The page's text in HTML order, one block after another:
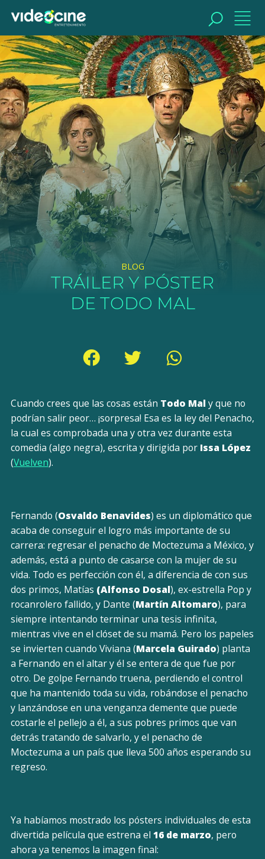
BUSCAR
BLOG
TRÁILER Y PÓSTER
DE TODO MAL
Cuando crees que las cosas están Todo Mal y que no
podrían salir peor… ¡sorpresa! Esa es la ley del Penacho,
la cual es comprobada una y otra vez durante esta
comedia (algo negra), escrita y dirigida porIssa López
(Vuelven).
Fernando (Osvaldo Benavides) es un diplomático que
acaba de conseguir el logro más importante de su
carrera: regresar el penacho de Moctezuma a México, y
además, está a punto de casarse con la mujer de su
vida. Todo es perfección con él, a diferencia de con sus
dos primos, Matías (Alfonso Dosal), ex-estrella Pop y
rocanrolero fallido, y Dante (Martín Altomaro), para
siempre intentando terminar una tesis infinita,
mientras vive en el clóset de su mamá. Pero los papeles
se invierten cuando Viviana (Marcela Guirado) planta
a Fernando en el altar y él se entera de que fue por
otro. De golpe Fernando truena, perdiendo el control
que ha mantenido toda su vida, robándose el penacho
y lanzándose en una venganza demente que puede
costarle el pellejo a él, a sus pobres primos que van
detrás tratando de salvarlo, y el penacho de
Moctezuma a un país que lleva 500 años esperando su
regreso.
Ya habíamos mostrado los pósters individuales de esta
divertida película que estrena el 16 de marzo, pero
ahora ya tenemos la imagen final: